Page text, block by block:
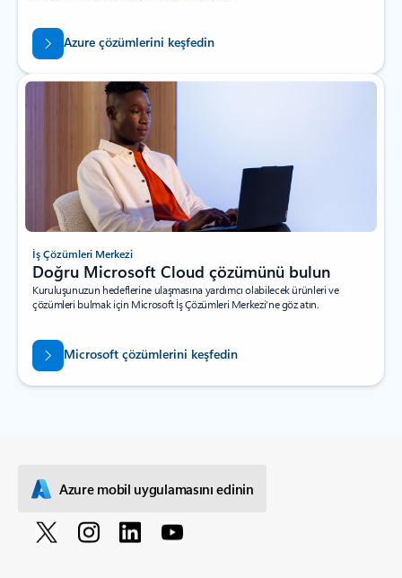
Azure çözümlerini keşfedin
İş Çözümleri Merkezi
Doğru Microsoft Cloud çözümünü bulun
Kuruluşunuzun hedeflerine ulaşmasına yardımcı olabilecek ürünleri ve
çözümleri bulmak için Microsoft İş Çözümleri Merkezi'ne göz atın.
Microsoft çözümlerini keşfedin
Azure mobil uygulamasını edinin